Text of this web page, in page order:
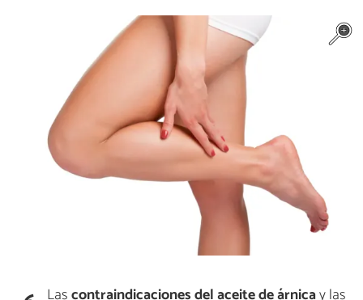
Lascontraindicaciones del aceite de árnicay las